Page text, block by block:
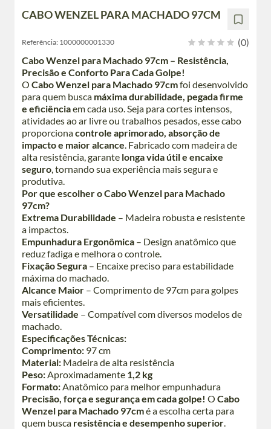
CABO WENZEL PARA MACHADO 97CM
Referência: 1000000001330
(0)
Cabo Wenzel para Machado 97cm – Resistência,
Precisão e Conforto Para Cada Golpe!
O Cabo Wenzel para Machado 97cmfoi desenvolvido
para quem busca máxima durabilidade, pegada firme
e eficiênciaem cada uso. Seja para cortes intensos,
atividades ao ar livre ou trabalhos pesados, esse cabo
proporcionacontrole aprimorado, absorção de
impacto e maior alcance. Fabricado com madeira de
alta resistência, garante longa vida útil e encaixe
seguro, tornando sua experiência mais segura e
produtiva.
Por que escolher o Cabo Wenzel para Machado
97cm?
Extrema Durabilidade – Madeira robusta e resistente
a impactos.
Empunhadura Ergonômica – Design anatômico que
reduz fadiga e melhora o controle.
Fixação Segura – Encaixe preciso para estabilidade
máxima do machado.
Alcance Maior – Comprimento de 97cm para golpes
mais eficientes.
Versatilidade – Compatível com diversos modelos de
machado.
Especificações Técnicas:
Comprimento: 97 cm
Material: Madeira de alta resistência
Peso:Aproximadamente 1,2 kg
Formato:Anatômico para melhor empunhadura
Precisão, força e segurança em cada golpe! O Cabo
Wenzel para Machado 97cmé a escolha certa para
quem busca resistência e desempenho superior.